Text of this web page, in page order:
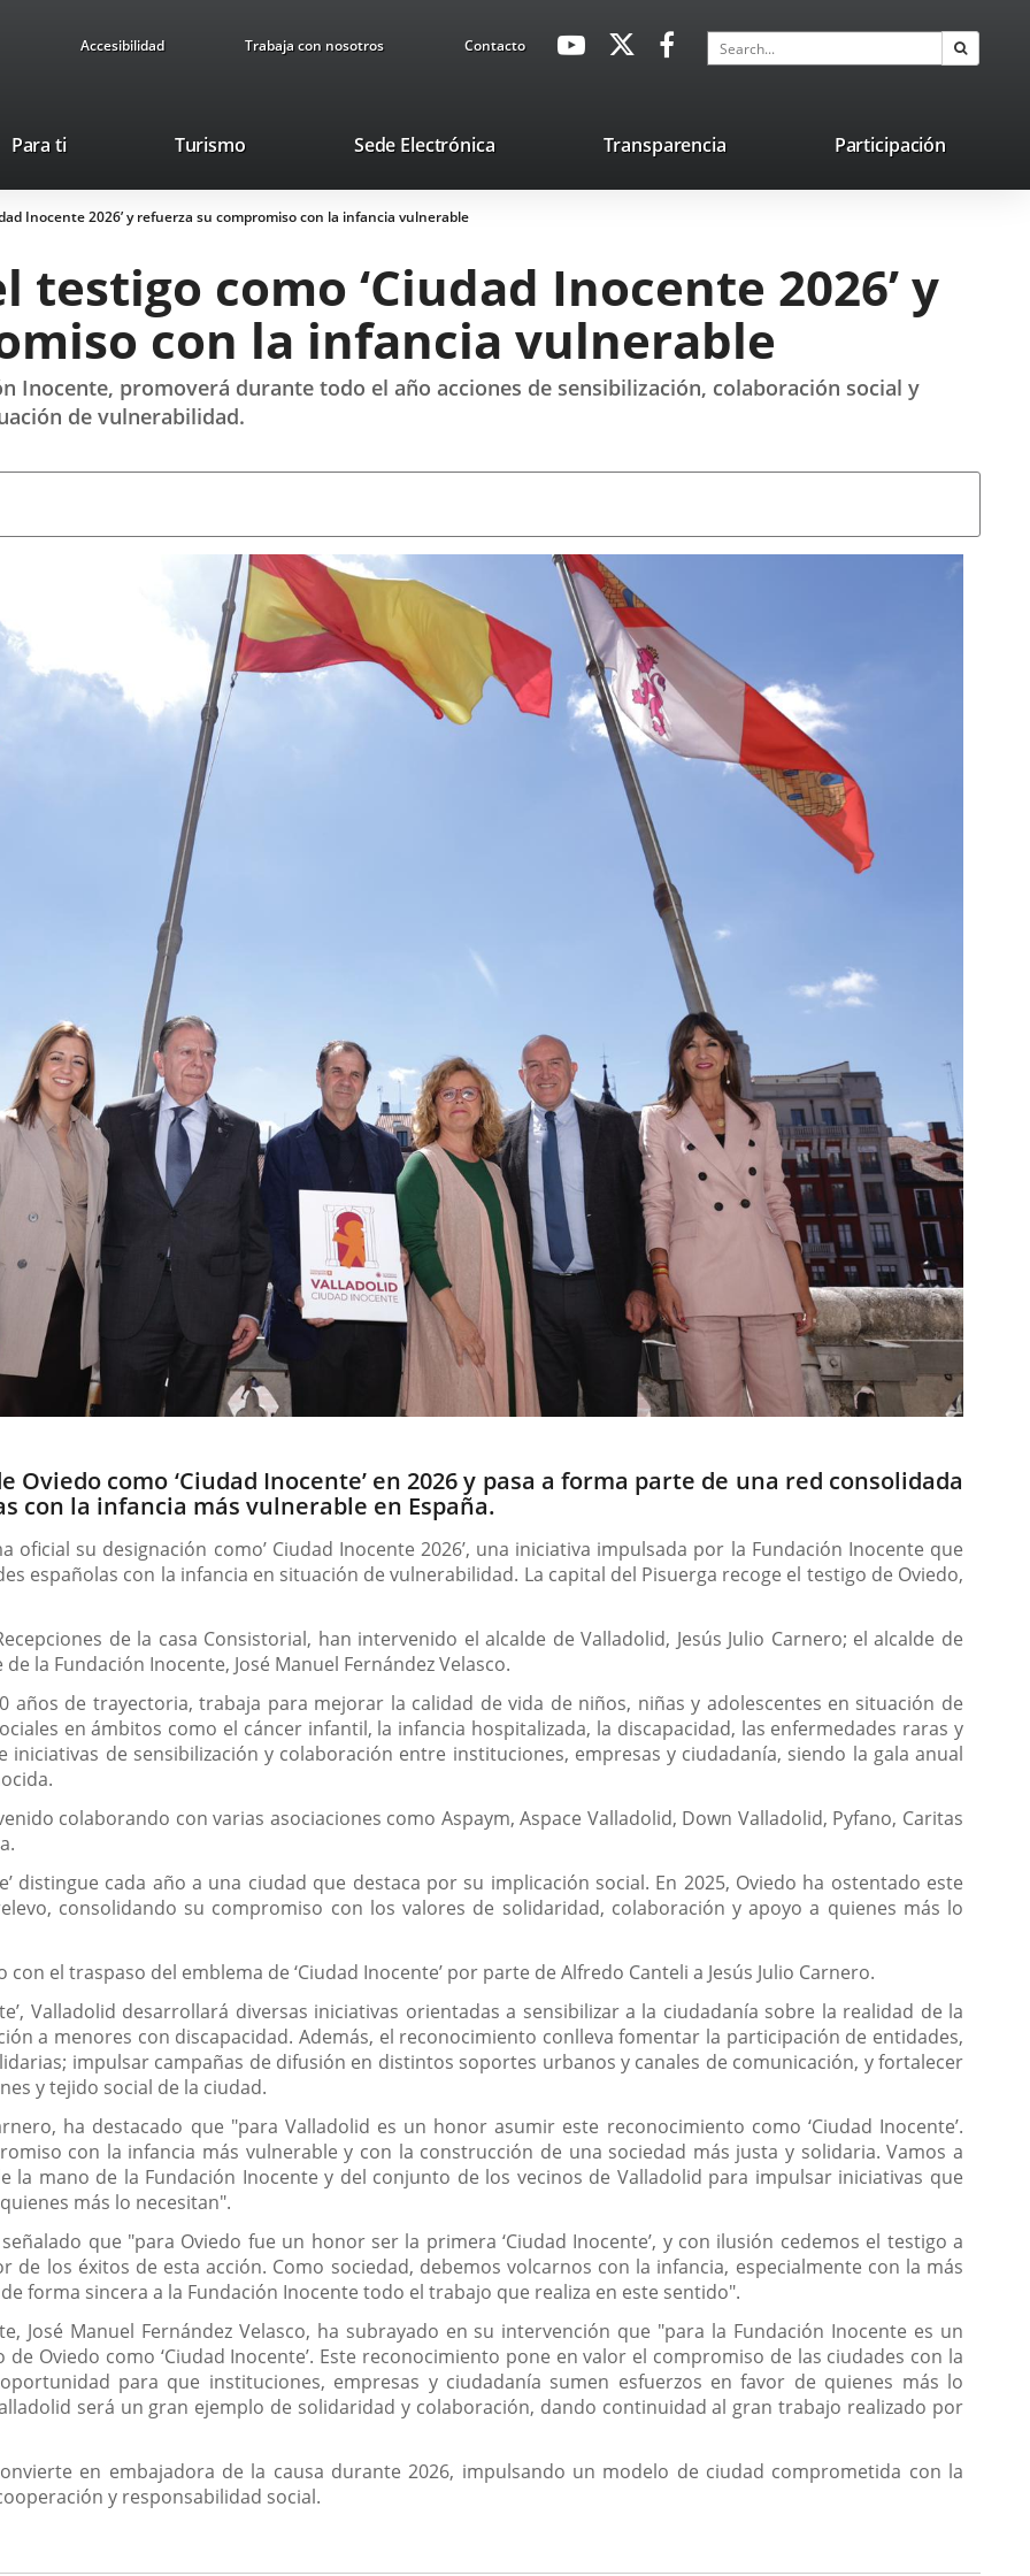
Accesibilidad Trabaja con nosotros ContactoavaHeaderSocial
Link
Link
application.
application.
Search
Para ti TurismoThis
will
open
pop-
up
window.
Sede ElectrónicaLink
external
Transparencia Participación
Inocente 2026’ y refuerza su compromiso con la infancia vulnerable
como ‘Ciudad Inocente 2026’ y
con la infancia vulnerable
Inocente, promoverá durante todo el año acciones de sensibilización, colaboración social y
de vulnerabilidad.
como ‘Ciudad Inocente’ en 2026 y pasa a forma parte de una red consolidada
con la infancia más vulnerable en España.
su designación como’ Ciudad Inocente 2026’, una iniciativa impulsada por la Fundación Inocente que
españolas con la infancia en situación de vulnerabilidad. La capital del Pisuerga recoge el testigo de Oviedo,
de la casa Consistorial, han intervenido el alcalde de Valladolid, Jesús Julio Carnero; el alcalde de
la Fundación Inocente, José Manuel Fernández Velasco.
años de trayectoria, trabaja para mejorar la calidad de vida de niños, niñas y adolescentes en situación de
en ámbitos como el cáncer infantil, la infancia hospitalizada, la discapacidad, las enfermedades raras y
iniciativas de sensibilización y colaboración entre instituciones, empresas y ciudadanía, siendo la gala anual
colaborando con varias asociaciones como Aspaym, Aspace Valladolid, Down Valladolid, Pyfano, Caritas
distingue cada año a una ciudad que destaca por su implicación social. En 2025, Oviedo ha ostentado este
consolidando su compromiso con los valores de solidaridad, colaboración y apoyo a quienes más lo
el traspaso del emblema de ‘Ciudad Inocente’ por parte de Alfredo Canteli a Jesús Julio Carnero.
Valladolid desarrollará diversas iniciativas orientadas a sensibilizar a la ciudadanía sobre la realidad de la
a menores con discapacidad. Además, el reconocimiento conlleva fomentar la participación de entidades,
impulsar campañas de difusión en distintos soportes urbanos y canales de comunicación, y fortalecer
y tejido social de la ciudad.
ha destacado que "para Valladolid es un honor asumir este reconocimiento como ‘Ciudad Inocente’.
con la infancia más vulnerable y con la construcción de una sociedad más justa y solidaria. Vamos a
la mano de la Fundación Inocente y del conjunto de los vecinos de Valladolid para impulsar iniciativas que
más lo necesitan".
que "para Oviedo fue un honor ser la primera ‘Ciudad Inocente’, y con ilusión cedemos el testigo a
de los éxitos de esta acción. Como sociedad, debemos volcarnos con la infancia, especialmente con la más
forma sincera a la Fundación Inocente todo el trabajo que realiza en este sentido".
José Manuel Fernández Velasco, ha subrayado en su intervención que "para la Fundación Inocente es un
Oviedo como ‘Ciudad Inocente’. Este reconocimiento pone en valor el compromiso de las ciudades con la
para que instituciones, empresas y ciudadanía sumen esfuerzos en favor de quienes más lo
será un gran ejemplo de solidaridad y colaboración, dando continuidad al gran trabajo realizado por
en embajadora de la causa durante 2026, impulsando un modelo de ciudad comprometida con la
y responsabilidad social.